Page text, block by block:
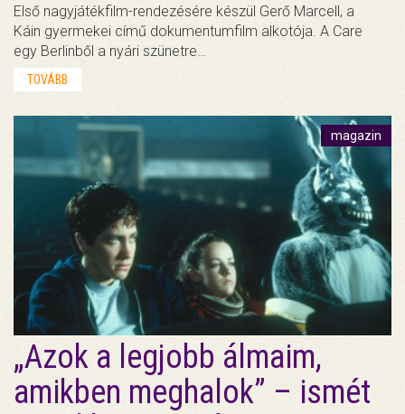
Első nagyjátékfilm-rendezésére készül Gerő Marcell, a
Káin gyermekei című dokumentumfilm alkotója. A Care
egy Berlinből a nyári szünetre…
TOVÁBB
magazin
„Azok a legjobb álmaim,
amikben meghalok” – ismét